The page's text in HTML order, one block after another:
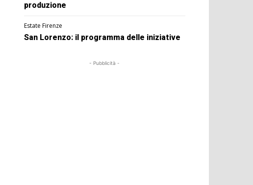
produzione
Estate Firenze
San Lorenzo: il programma delle iniziative
- Pubblicità -